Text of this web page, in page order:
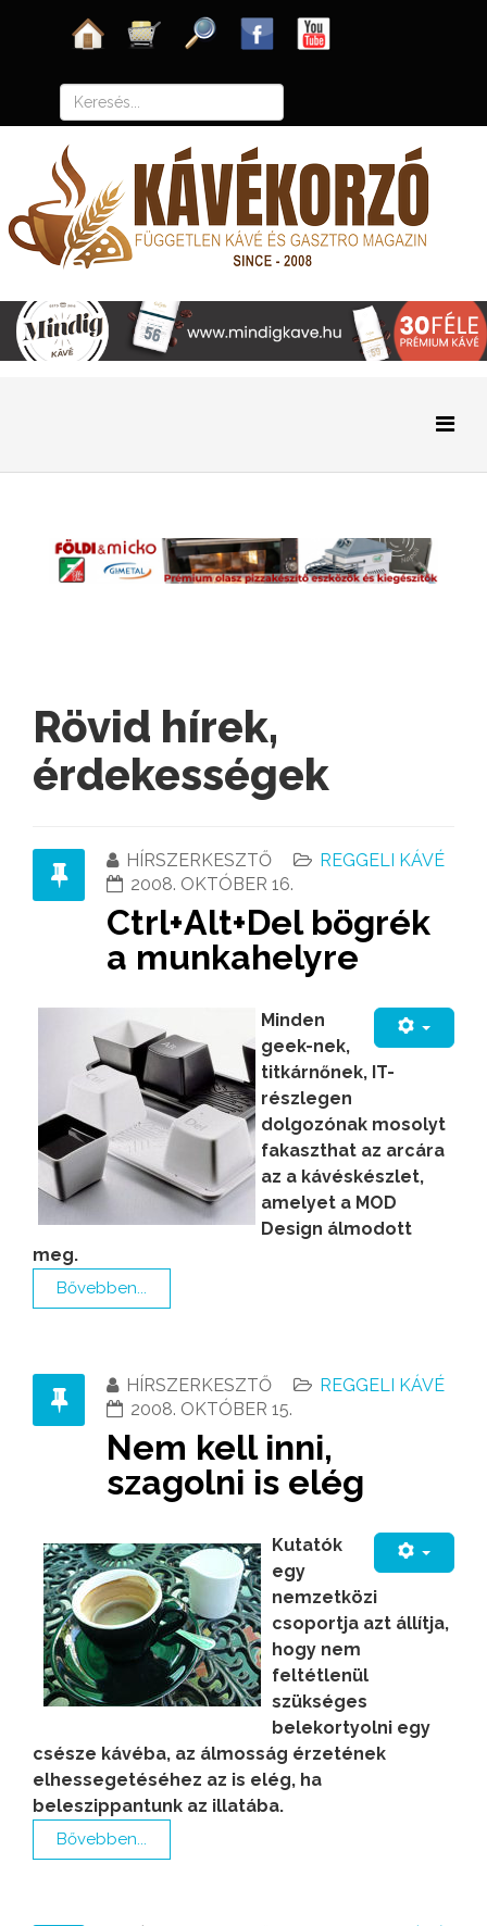
Rövid hírek,
érdekességek
HÍRSZERKESZTŐ
REGGELI KÁVÉ
2008. OKTÓBER 16.
Ctrl+Alt+Del bögrék
a munkahelyre
Minden
geek-nek,
titkárnőnek, IT-
részlegen
dolgozónak mosolyt
fakaszthat az arcára
az a kávéskészlet,
amelyet a MOD
Design álmodott
meg.
Bővebben...
HÍRSZERKESZTŐ
REGGELI KÁVÉ
2008. OKTÓBER 15.
Nem kell inni,
szagolni is elég
Kutatók
egy
nemzetközi
csoportja azt állítja,
hogy nem
feltétlenül
szükséges
belekortyolni egy
csésze kávéba, az álmosság érzetének
elhessegetéséhez az is elég, ha
beleszippantunk az illatába.
Bővebben...